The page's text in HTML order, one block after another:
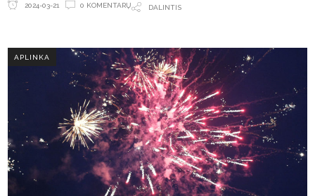
2024-03-21 0 KOMENTARŲ DALINTIS
APLINKA